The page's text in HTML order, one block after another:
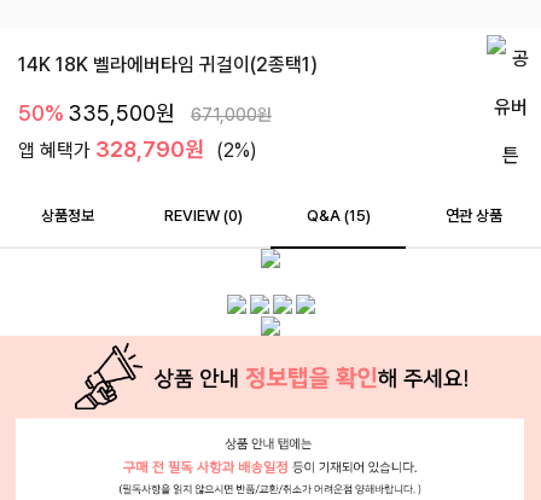
14K 18K 벨라에버타임 귀걸이(2종택1)
50% 335,500원 671,000원
앱 혜택가 328,790원 (2%)
상품정보 REVIEW (0) Q&A (15) 연관 상품